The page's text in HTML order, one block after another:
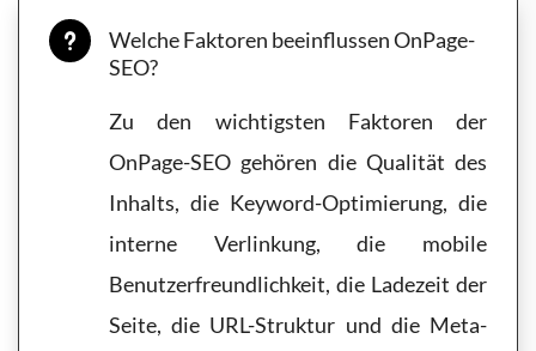
u
Welche Faktoren beeinflussen OnPage-
SEO?
Zu den wichtigsten Faktoren der
OnPage-SEO gehören die Qualität des
Inhalts, die Keyword-Optimierung, die
interne Verlinkung, die mobile
Benutzerfreundlichkeit, die Ladezeit der
Seite, die URL-Struktur und die Meta-